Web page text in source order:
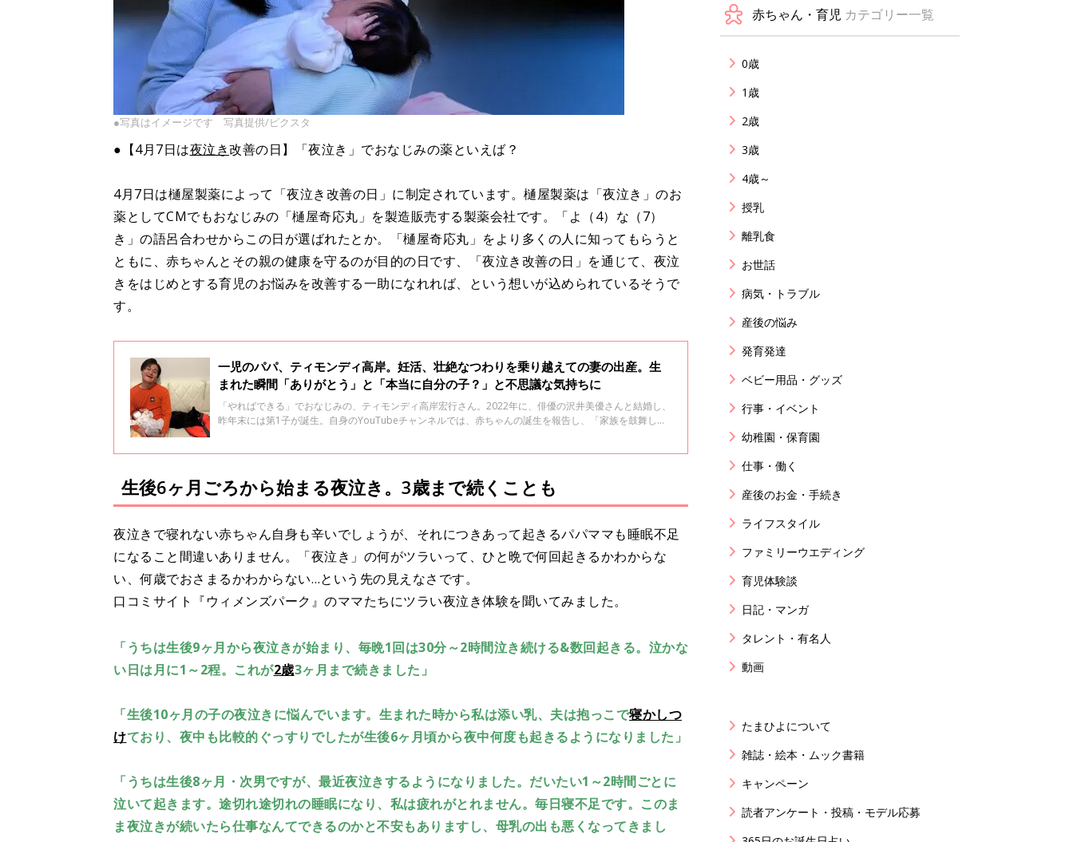
●写真はイメージです 写真提供/ピクスタ
●【4月7日は夜泣き改善の日】「夜泣き」でおなじみの薬といえば？
4月7日は樋屋製薬によって「夜泣き改善の日」に制定されています。樋屋製薬は「夜泣き」のお
薬としてCMでもおなじみの「樋屋奇応丸」を製造販売する製薬会社です。「よ（4）な（7）
き」の語呂合わせからこの日が選ばれたとか。「樋屋奇応丸」をより多くの人に知ってもらうと
ともに、赤ちゃんとその親の健康を守るのが目的の日です、「夜泣き改善の日」を通じて、夜泣
きをはじめとする育児のお悩みを改善する一助になれれば、という想いが込められているそうで
す。
一児のパパ、ティモンディ高岸。妊活、壮絶なつわりを乗り越えての妻の出産。生
まれた瞬間「ありがとう」と「本当に自分の子？」と不思議な気持ちに
「やればできる」でおなじみの、ティモンディ高岸宏行さん。2022年に、俳優の沢井美優さんと結婚し、
昨年末には第1子が誕生。自身のYouTubeチャンネルでは、赤ちゃんの誕生を報告し、「家族を鼓舞して
生後6ヶ月ごろから始まる夜泣き。3歳まで続くことも
夜泣きで寝れない赤ちゃん自身も辛いでしょうが、それにつきあって起きるパパママも睡眠不足
になること間違いありません。「夜泣き」の何がツラいって、ひと晩で何回起きるかわからな
い、何歳でおさまるかわからない…という先の見えなさです。
口コミサイト『ウィメンズパーク』のママたちにツラい夜泣き体験を聞いてみました。
「うちは生後9ヶ月から夜泣きが始まり、毎晩1回は30分～2時間泣き続ける&数回起きる。泣かな
い日は月に1～2程。これが2歳3ヶ月まで続きました」
「生後10ヶ月の子の夜泣きに悩んでいます。生まれた時から私は添い乳、夫は抱っこで寝かしつ
けており、夜中も比較的ぐっすりでしたが生後6ヶ月頃から夜中何度も起きるようになりました」
「うちは生後8ヶ月・次男ですが、最近夜泣きするようになりました。だいたい1～2時間ごとに
泣いて起きます。途切れ途切れの睡眠になり、私は疲れがとれません。毎日寝不足です。このま
ま夜泣きが続いたら仕事なんてできるのかと不安もありますし、母乳の出も悪くなってきまし
赤ちゃん・育児 カテゴリー一覧
0歳
1歳
2歳
3歳
4歳～
授乳
離乳食
お世話
病気・トラブル
産後の悩み
発育発達
ベビー用品・グッズ
行事・イベント
幼稚園・保育園
仕事・働く
産後のお金・手続き
ライフスタイル
ファミリーウエディング
育児体験談
日記・マンガ
タレント・有名人
動画
たまひよについて
雑誌・絵本・ムック書籍
キャンペーン
読者アンケート・投稿・モデル応募